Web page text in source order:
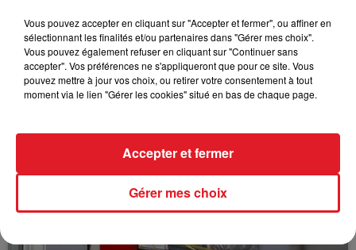
avant de conclure :“l’équipe est très fière d’avoir
contribué à cette jolie parenthèse dans la vie de ce
couple”.
FIL D'ACTUS
Vous pouvez accepter en cliquant sur "Accepter et fermer", ou affiner en
sélectionnant les finalités et/ou partenaires dans "Gérer mes choix".
Vous pouvez également refuser en cliquant sur "Continuer sans
accepter". Vos préférences ne s'appliqueront que pour ce site. Vous
pouvez mettre à jour vos choix, ou retirer votre consentement à tout
moment via le lien "Gérer les cookies" situé en bas de chaque page.
Gérer mes choix
Accepter et fermer